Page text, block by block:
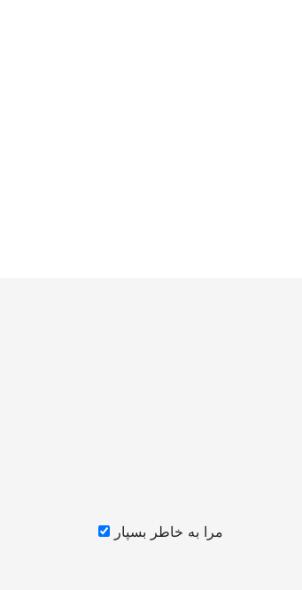
مرا به خاطر بسپار